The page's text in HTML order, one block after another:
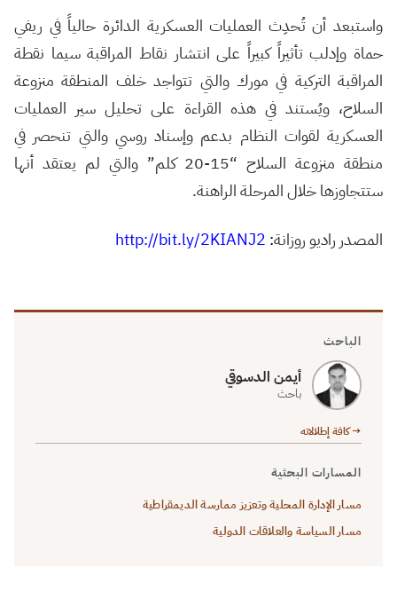
واستبعد أن تُحدِث العمليات العسكرية الدائرة حالياً في ريفي
حماة وإدلب تأثيراً كبيراً على انتشار نقاط المراقبة سيما نقطة
المراقبة التركية في مورك والتي تتواجد خلف المنطقة منزوعة
السلاح، ويُستند في هذه القراءة على تحليل سير العمليات
العسكرية لقوات النظام بدعم وإسناد روسي والتي تنحصر في
منطقة منزوعة السلاح “15-20 كلم” والتي لم يعتقد أنها
ستتجاوزها خلال المرحلة الراهنة.
المصدر راديو روزانة:
http://bit.ly/2KIANJ2
الباحث
أيمن الدسوقي
باحث
→ كافة إطلالاته
المسارات البحثية
مسار الإدارة المحلية وتعزيز ممارسة الديمقراطية
مسار السياسة والعلاقات الدولية